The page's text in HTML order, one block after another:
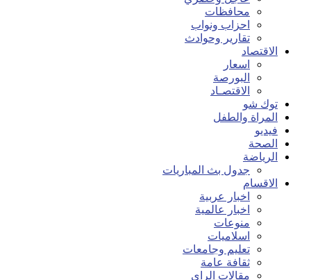
محافظات
احزاب ونواب
تقارير وحوادث
الاقتصاد
اسعار
البورصة
الاقتصـاد
توك شو
المراة والطفل
فيديو
الصحة
الرياضة
جدول بث المباريات
الاقسام
اخبار عربية
اخبار عالمية
منوعات
اسلاميات
تعليم وجامعات
ثقافة عامة
مقالات الراي